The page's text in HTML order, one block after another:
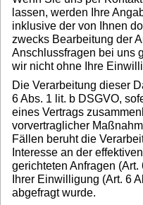
lassen, werden Ihre
inklusive der von Ihnen
zwecks Bearbeitung der
Anschlussfragen bei uns
wir nicht ohne Ihre
Die Verarbeitung dieser
6 Abs. 1 lit. b DSGVO,
eines Vertrags
vorvertraglicher
Fällen beruht die
Interesse an der
gerichteten Anfragen
Ihrer Einwilligung (Art. 6
abgefragt wurde.